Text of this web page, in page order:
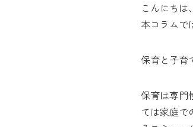
こんにちは
本コラムで
保育と子育
保育は専門
ては家庭で